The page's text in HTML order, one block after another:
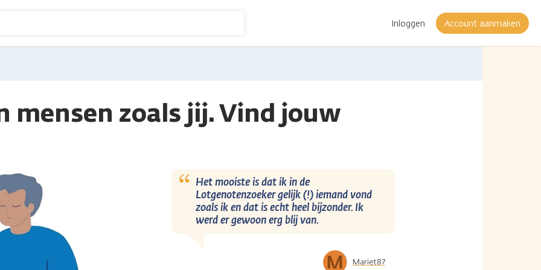
Inloggen Account aanmaken
mensen zoals jij. Vind jouw
Het mooiste is dat ik in de
Lotgenotenzoeker gelijk (!) iemand vond
zoals ik en dat is echt heel bijzonder. Ik
werd er gewoon erg blij van.
Mariet87